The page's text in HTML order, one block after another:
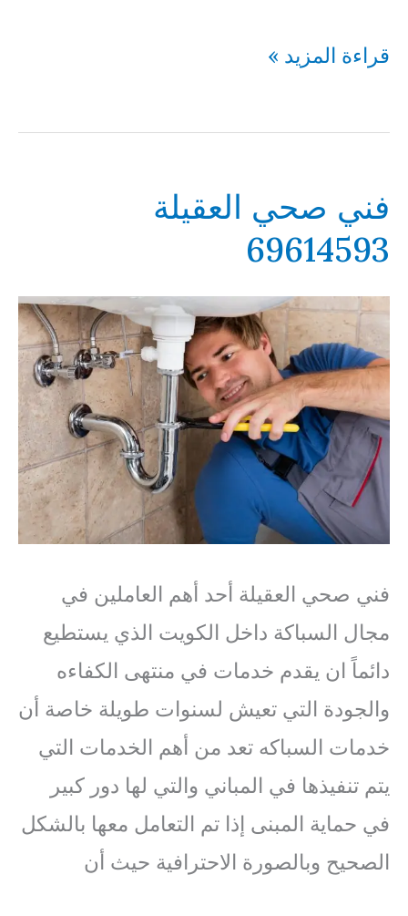
فني
الفنطاس
قراءة المزيد »
فني صحي العقيلة
69614593
فني صحي العقيلة أحد أهم العاملين في
مجال السباكة داخل الكويت الذي يستطيع
دائماً ان يقدم خدمات في منتهى الكفاءه
والجودة التي تعيش لسنوات طويلة خاصة أن
خدمات السباكه تعد من أهم الخدمات التي
يتم تنفيذها في المباني والتي لها دور كبير
في حماية المبنى إذا تم التعامل معها بالشكل
الصحيح وبالصورة الاحترافية حيث أن